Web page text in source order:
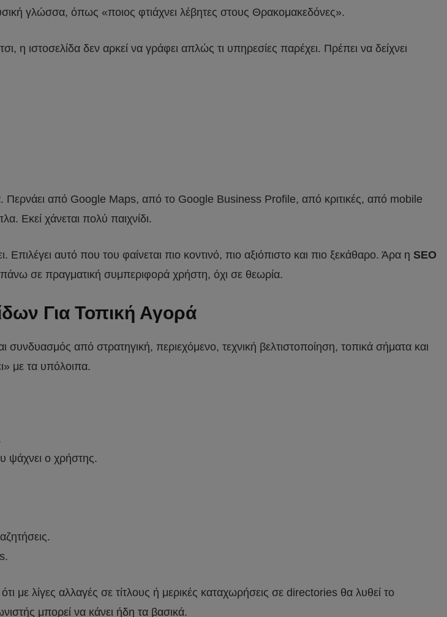
γλώσσα, όπως «ποιος φτιάχνει λέβητες στους Θρακομακεδόνες».
η ιστοσελίδα δεν αρκεί να γράφει απλώς τι υπηρεσίες παρέχει. Πρέπει να δείχνει
Περνάει από Google Maps, από το Google Business Profile, από κριτικές, από mobile
Εκεί χάνεται πολύ παιχνίδι.
αυτό που του φαίνεται πιο κοντινό, πιο αξιόπιστο και πιο ξεκάθαρο. Άρα η SEO
πάνω σε πραγματική συμπεριφορά χρήστη, όχι σε θεωρία.
Για Τοπική Αγορά
από στρατηγική, περιεχόμενο, τεχνική βελτιστοποίηση, τοπικά σήματα και
με τα υπόλοιπα.
ψάχνει ο χρήστης.
με λίγες αλλαγές σε τίτλους ή μερικές καταχωρήσεις σε directories θα λυθεί το
μπορεί να κάνει ήδη τα βασικά.